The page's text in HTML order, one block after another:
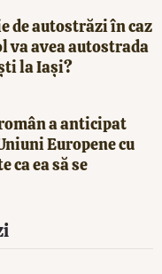
de autostrăzi în caz
va avea autostrada
la Iași?
a anticipat
Europene cu
ca ea să se